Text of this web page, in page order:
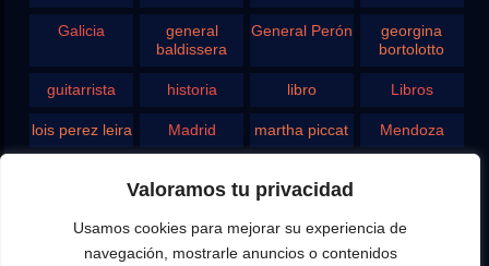
Valoramos tu privacidad
Usamos cookies para mejorar su experiencia de
navegación, mostrarle anuncios o contenidos
Galicia
general
baldissera
General Perón
georgina
bortolotto
guitarrista historia libro Libros
lois perez leira Madrid martha piccat Mendoza
Rodolfo
Ghezzi
rosario san juan santa fe